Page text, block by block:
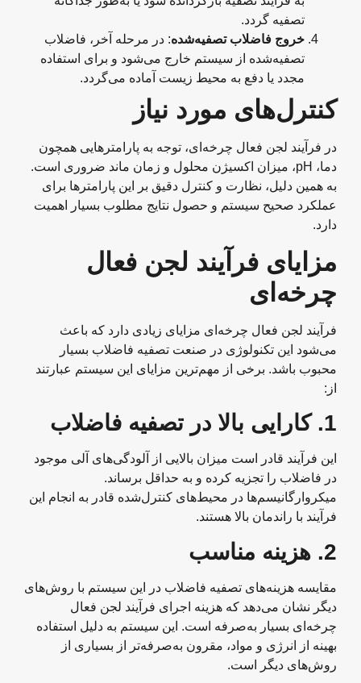
تصفیه گردد.
خروج فاضلاب تصفیه‌شده: در مرحله آخر، فاضلاب
تصفیه‌شده از سیستم خارج می‌شود و برای استفاده
مجدد یا دفع به محیط زیست آماده می‌گردد.
کنترل‌های مورد نیاز
در فرآیند لجن فعال چرخه‌ای، توجه به پارامترهایی همچون
دما، pH، میزان اکسیژن محلول و زمان ماند ضروری است.
به همین دلیل، نظارت و کنترل دقیق بر این پارامترها برای
عملکرد صحیح سیستم و حصول نتایج مطلوب بسیار اهمیت
دارد.
مزایای فرآیند لجن فعال
چرخه‌ای
فرآیند لجن فعال چرخه‌ای مزایای زیادی دارد که باعث
می‌شود این تکنولوژی در صنعت تصفیه فاضلاب بسیار
محبوب باشد. برخی از مهم‌ترین مزایای این سیستم عبارتند
از:
1. کارایی بالا در تصفیه فاضلاب
این فرآیند قادر است میزان بالایی از آلودگی‌های آلی موجود
در فاضلاب را تجزیه کرده و به حداقل برساند.
میکروارگانیسم‌ها در محیط‌های کنترل‌شده قادر به انجام این
فرآیند با راندمان بالا هستند.
2. هزینه مناسب
مقایسه هزینه‌های تصفیه فاضلاب در این سیستم با روش‌های
دیگر نشان می‌دهد که هزینه اجرای فرآیند لجن فعال
چرخه‌ای بسیار به‌صرفه است. این سیستم به دلیل استفاده
بهینه از انرژی و مواد، مقرون به‌صرفه‌تر از بسیاری از
روش‌های دیگر است.